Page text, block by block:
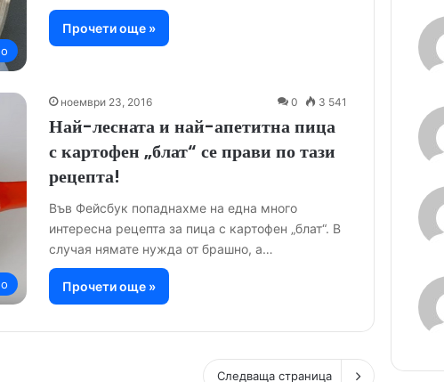
Прочети още »
ноември 23, 2016 0 3 541
Най-лесната и най-апетитна пица
с картофен „блат“ се прави по тази
рецепта!
Във Фейсбук попаднахме на една много
интересна рецепта за пица с картофен „блат“. В
случая нямате нужда от брашно, а…
Прочети още »
Следваща страница